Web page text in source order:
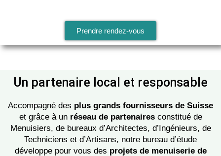
Prendre rendez-vous
Un partenaire local et responsable
Accompagné des plus grands fournisseurs de Suisse
et grâce à un réseau de partenairesconstitué de
Menuisiers, de bureaux d’Architectes, d’Ingénieurs, de
Techniciens et d’Artisans, notre bureau d’étude
développe pour vous des projets de menuiserie de